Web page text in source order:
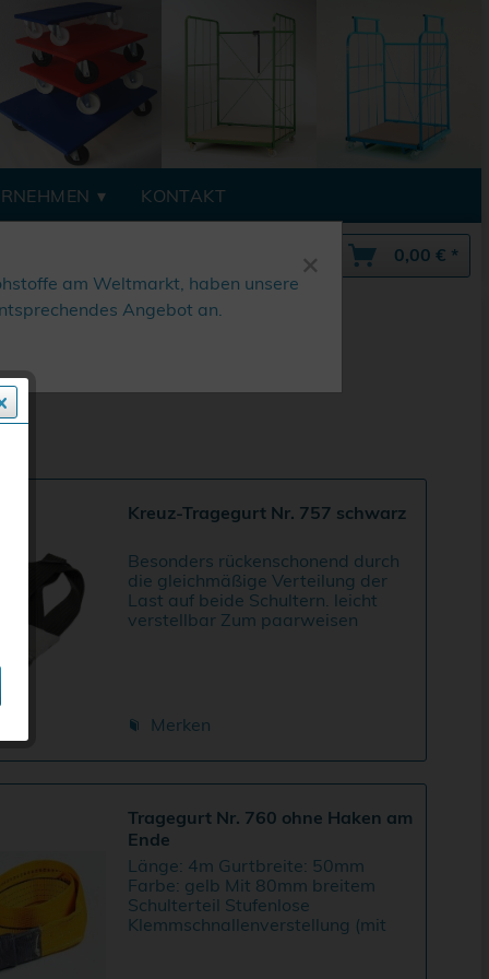
×
am Weltmarkt, haben unsere
Angebot an.
KONTAKT
Mein Konto 0,00 € *
Kreuz-Tragegurt Nr. 757 schwarz
Besonders rückenschonend durch
die gleichmäßige Verteilung der
Last auf beide Schultern. leicht
verstellbar Zum paarweisen
Merken
Tragegurt Nr. 760 ohne Haken am
Ende
Länge: 4m Gurtbreite: 50mm
Farbe: gelb Mit 80mm breitem
Schulterteil Stufenlose
Klemmschnallenverstellung (mit